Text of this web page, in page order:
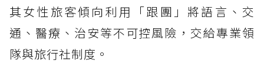
其女性旅客傾向利用「跟團」將語言、交
通、醫療、治安等不可控風險，交給專業領
隊與旅行社制度。